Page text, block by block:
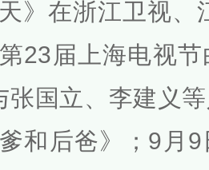
天》在浙江卫视
23届上海电视
张国立、李建义
和后爸》；9月